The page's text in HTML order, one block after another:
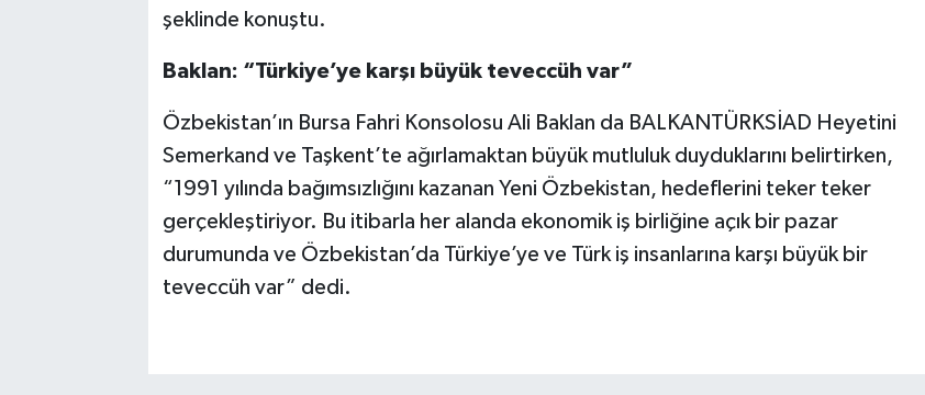
şeklinde konuştu.
Baklan: “Türkiye’ye karşı büyük teveccüh var”
Özbekistan’ın Bursa Fahri Konsolosu Ali Baklan da BALKANTÜRKSİAD Heyetini
Semerkand ve Taşkent’te ağırlamaktan büyük mutluluk duyduklarını belirtirken,
“1991 yılında bağımsızlığını kazanan Yeni Özbekistan, hedeflerini teker teker
gerçekleştiriyor. Bu itibarla her alanda ekonomik iş birliğine açık bir pazar
durumunda ve Özbekistan’da Türkiye’ye ve Türk iş insanlarına karşı büyük bir
teveccüh var” dedi.